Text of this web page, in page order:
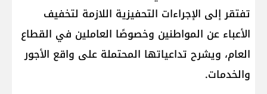
تفتقر إلى الإجراءات التحفيزية اللازمة لتخفيف
الأعباء عن المواطنين وخصوصًا العاملين في القطاع
العام، ويشرح تداعياتها المحتملة على واقع الأجور
والخدمات.